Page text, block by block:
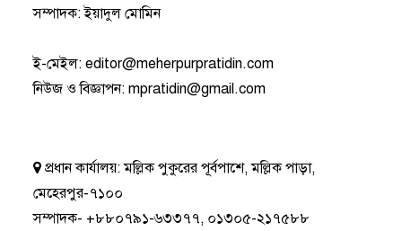
সম্পাদক: ইয়াদুল মোমিন
ই-মেইল:editor@meherpurpratidin.com
নিউজ ও বিজ্ঞাপন:mpratidin@gmail.com
প্রধান কার্যালয়:মল্লিক পুকুরের পূর্বপাশে, মল্লিক পাড়া,
মেহেরপুর-৭১০০
সম্পাদক- +৮৮০৭৯১-৬৩৩৭৭, ০১৩০৫-২১৭৫৮৮